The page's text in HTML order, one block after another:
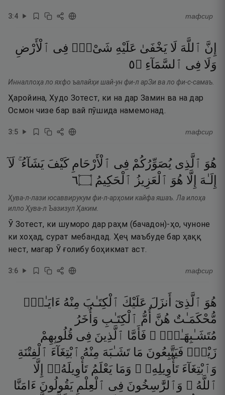
3:4 тафсир
إِنَّ ٱللَّهَ لَا يَخْفَىٰ عَلَيْهِ شَىْءٌۭ فِى ٱلْأَرْضِ
وَلَا فِى ٱلسَّمَآءِ ۝٥
Инналлоҳа ло яхфо ъалайҳи шай-ун фи-л арЗи ва ло фи-с-самаъ.
Ҳаройина, Худо Зотест, ки на дар Замин ва на дар
Осмон чизе бар вай пӯшида намемонад.
3:5 тафсир
هُوَ ٱلَّذِى يُصَوِّرُكُمْ فِى ٱلْأَرْحَامِ كَيْفَ يَشَآءُ ۚ لَآ
إِلَـٰهَ
إِلَّا هُوَ ٱلْعَزِيزُ ٱلْحَكِيمُ ۝٦
Ҳува-л-лази юсаввирукум фи-л-арҳоми кайфа яшаъ. Ла илоҳа
илло Ҳува-л Ъазизул Ҳаким.
Ӯ Зотест, ки шуморо дар раҳм (бачадон)-ҳо, чуноне
ки хоҳад, сурат мебандад. Ҳеҷ маъбуде бар ҳаққ
нест, магар Ӯ ғолибу боҳикмат аст.
3:6 тафсир
هُوَ ٱلَّذِىٓ أَنزَلَ عَلَيْكَ ٱلْكِتَـٰبَ مِنْهُ ءَايَـٰتٌۭ
مُّحْكَمَـٰتٌ هُنَّ أُمُّ ٱلْكِتَـٰبِ وَأُخَرُ
مُتَشَـٰبِهَـٰتٌۭ ۖ فَأَمَّا ٱلَّذِينَ فِى قُلُوبِهِمْ
زَيْغٌۭ فَيَتَّبِعُونَ مَا تَشَـٰبَهَ مِنْهُ ٱبْتِغَآءَ ٱلْفِتْنَةِ
وَٱبْتِغَآءَ تَأْوِيلِهِۦ ۗ وَمَا يَعْلَمُ تَأْوِيلَهُۥٓ
إِلَّا
ٱللَّهُ ۗ وَٱلرَّٰسِخُونَ فِى ٱلْعِلْمِ يَقُولُونَ ءَامَنَّا